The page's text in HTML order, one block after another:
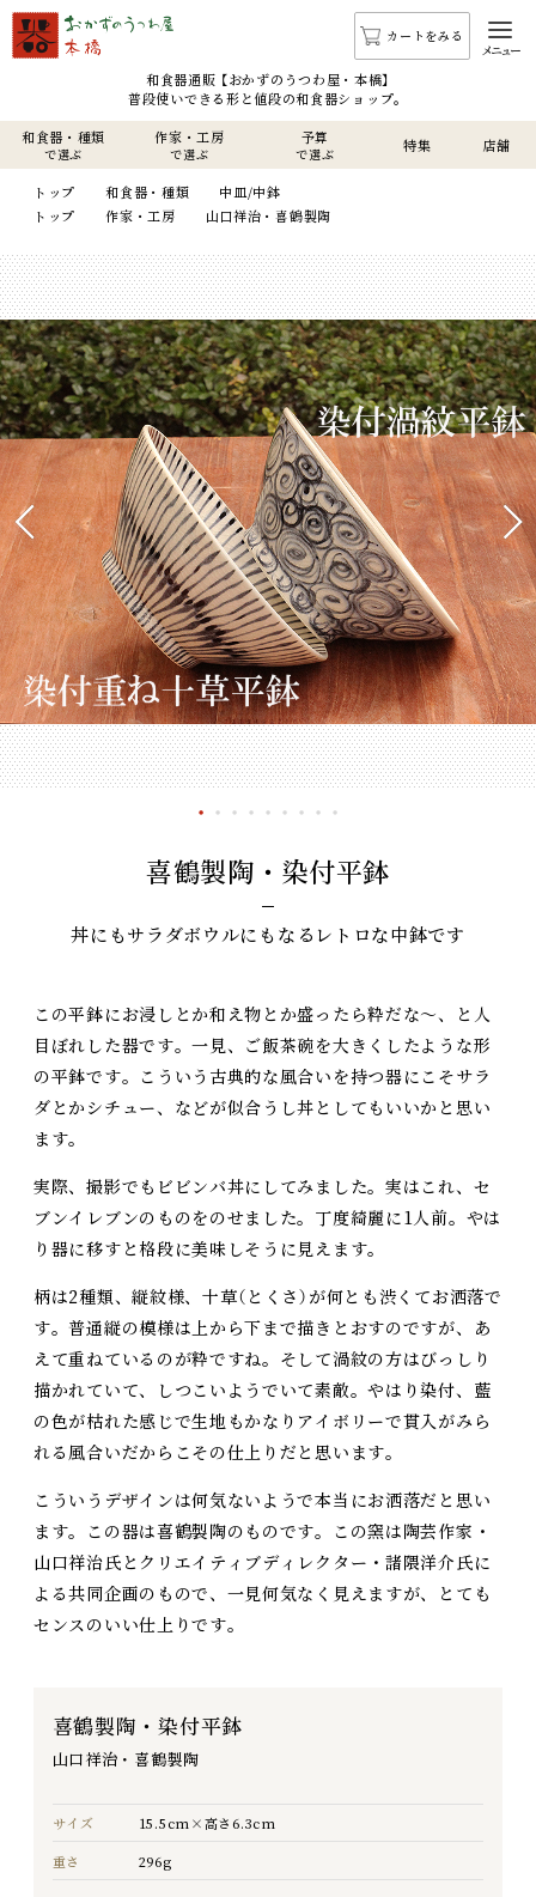
カートをみる
メニュー
和食器通販 【おかずのうつわ屋・本橋】
普段使いできる形と値段の和食器ショップ。
和食器・種類
で選ぶ
作家・工房
で選ぶ
予算
で選ぶ 特集 店舗
トップ 和食器・種類
中皿/中鉢
トップ
作家・工房 山口祥治・喜鶴製陶
喜鶴製陶・染付平鉢
丼にもサラダボウルにもなるレトロな中鉢です
この平鉢にお浸しとか和え物とか盛ったら粋だな～、と人
目ぼれした器です。一見、ご飯茶碗を大きくしたような形
の平鉢です。こういう古典的な風合いを持つ器にこそサラ
ダとかシチュー、などが似合うし丼としてもいいかと思い
ます。
実際、撮影でもビビンバ丼にしてみました。実はこれ、セ
ブンイレブンのものをのせました。丁度綺麗に1人前。やは
り器に移すと格段に美味しそうに見えます。
柄は2種類、縦紋様、十草（とくさ）が何とも渋くてお洒落で
す。普通縦の模様は上から下まで描きとおすのですが、あ
えて重ねているのが粋ですね。そして渦紋の方はびっしり
描かれていて、しつこいようでいて素敵。やはり染付、藍
の色が枯れた感じで生地もかなりアイボリーで貫入がみら
れる風合いだからこその仕上りだと思います。
こういうデザインは何気ないようで本当にお洒落だと思い
ます。この器は喜鶴製陶のものです。この窯は陶芸作家・
山口祥治氏とクリエイティブディレクター・諸隈洋介氏に
よる共同企画のもので、一見何気なく見えますが、とても
センスのいい仕上りです。
喜鶴製陶・染付平鉢
山口祥治・喜鶴製陶
サイズ
15.5cm×高さ6.3cm
重さ
296g